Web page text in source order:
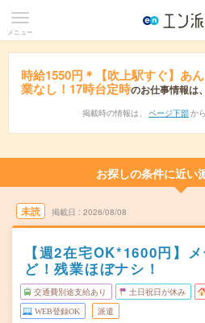
メニュー
時給1550円＊【吹上駅すぐ】あ
業なし！17時台定時のお仕事情報は
掲載時の情報は、 ページ下部 か
お探しの条件に近い
未読 掲載日 2026/08/08
【週2在宅OK*1600円】
ど！残業ほぼナシ！
交通費別途支給あり 土日祝日が休み
WEB登録OK 派遣